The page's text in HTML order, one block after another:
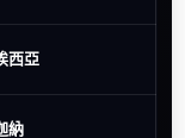
西亞
納